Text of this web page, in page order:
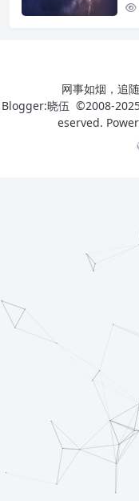
网事如烟，追
Blogger:晓伍 ©2008-
eserved.